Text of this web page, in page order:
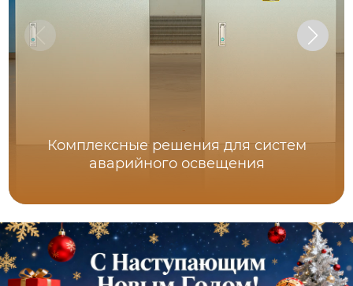
Комплексные решения для систем
аварийного освещения